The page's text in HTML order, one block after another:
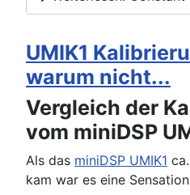
UMIK1
warum nicht...
Vergleich der
vom miniDSP
Als das miniDSP UMIK1
kam war es eine